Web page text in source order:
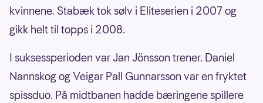
kvinnene. Stabæk tok sølv i Eliteserien i 2007 og
gikk helt til topps i 2008.
I suksessperioden var Jan Jönsson trener. Daniel
Nannskog og Veigar Pall Gunnarsson var en fryktet
spissduo. På midtbanen hadde bæringene spillere